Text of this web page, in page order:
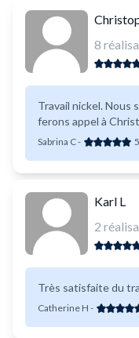
8
Travail nickel. Nous
ferons appel à
Sabrina C- 5
Karl L
2
Très satisfaite du
Catherine H -